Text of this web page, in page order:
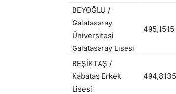
BEYOĞLU /
Galatasaray
Üniversitesi
Galatasaray Lisesi
495,1515
BEŞİKTAŞ /
Kabataş Erkek
Lisesi
494,8135